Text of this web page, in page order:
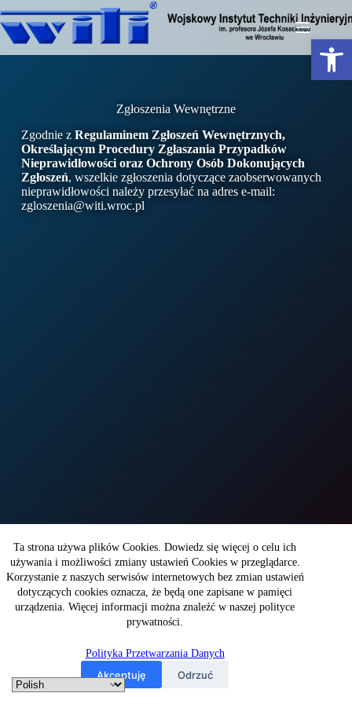
Otwórz pasek narzędzi
Ta strona używa plików Cookies. Dowiedz się więcej o celu ich
używania i możliwości zmiany ustawień Cookies w przeglądarce.
Korzystanie z naszych serwisów internetowych bez zmian ustawień
dotyczących cookies oznacza, że będą one zapisane w pamięci
urządzenia. Więcej informacji można znaleźć w naszej polityce
prywatności.
Polityka Przetwarzania Danych
Akceptuję Odrzuć
Zgłoszenia Wewnętrzne
Zgodnie z Regulaminem Zgłoszeń Wewnętrznych,
Określającym Procedury Zgłaszania Przypadków
Nieprawidłowości oraz Ochrony Osób Dokonujących
Zgłoszeń, wszelkie zgłoszenia dotyczące zaobserwowanych
nieprawidłowości należy przesyłać na adres e-mail:
zgloszenia@witi.wroc.pl
Wojskowy Instytut Techniki Inżynieryjnej
im. profesora Józefa Kosackiego
ul. Obornicka 136
50-961Wrocław